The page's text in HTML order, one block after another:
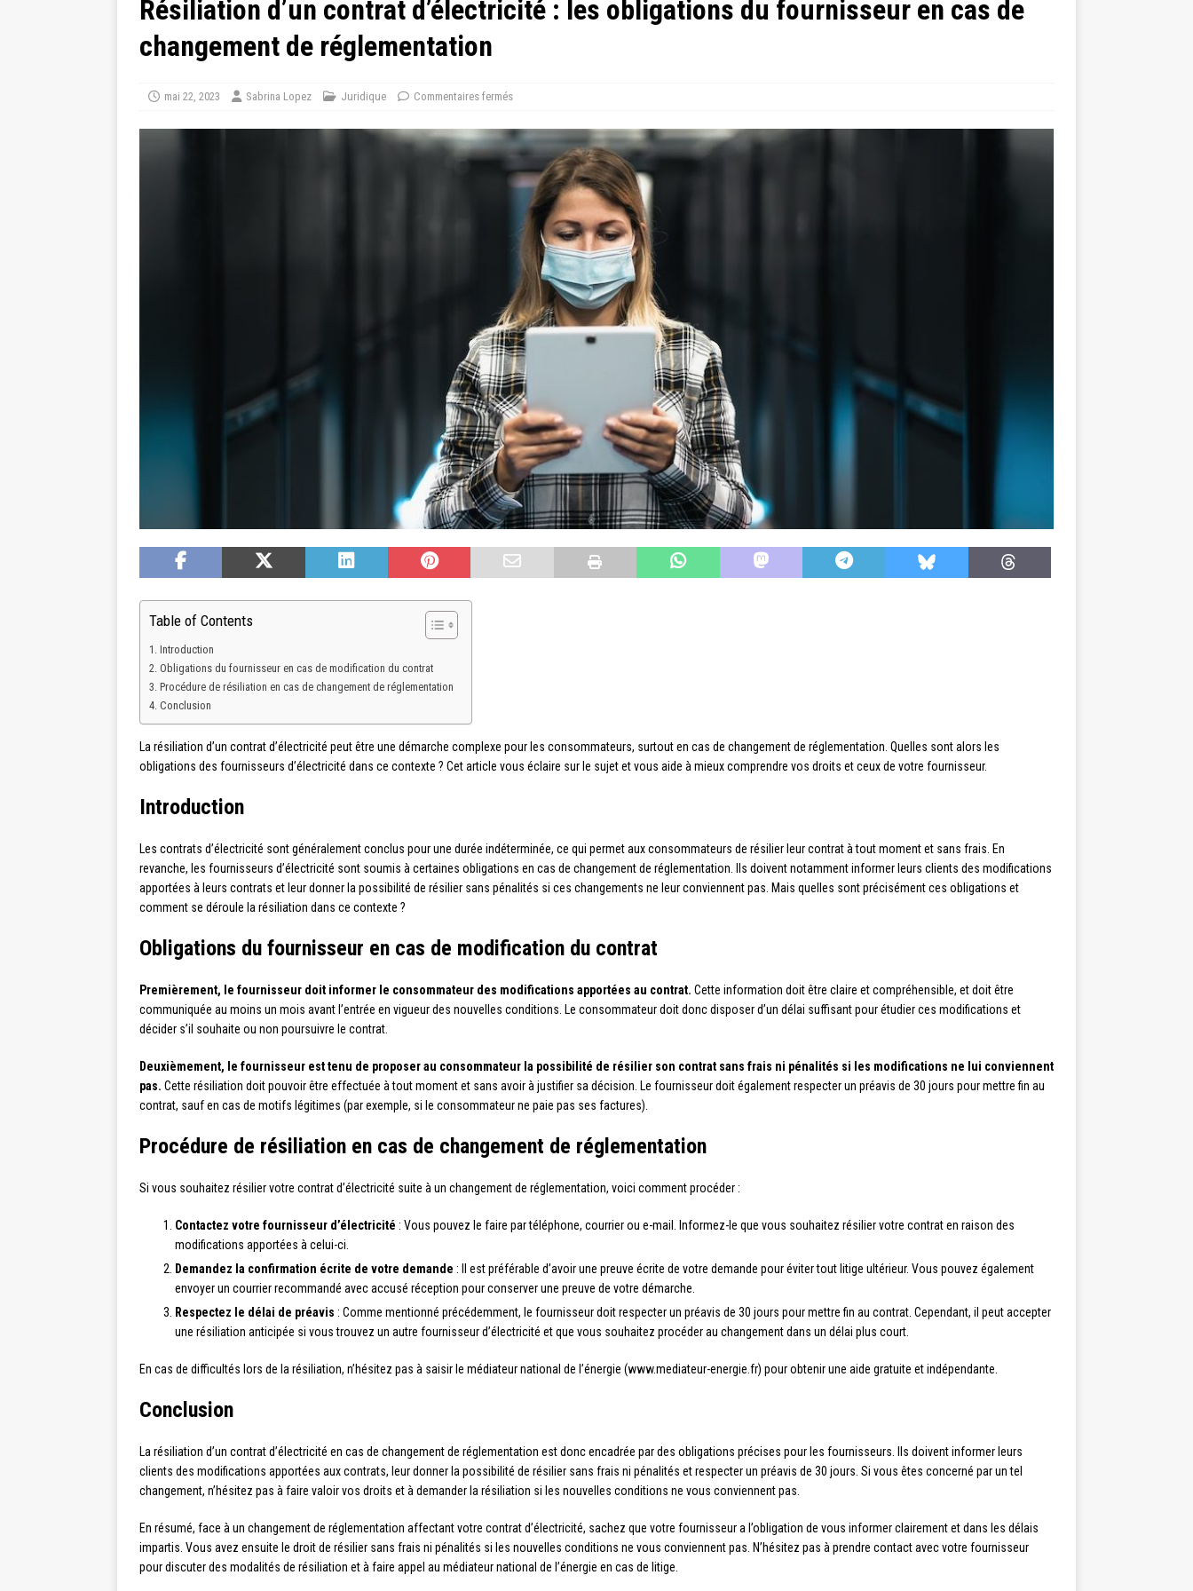
Résiliation d’un contrat d’électricité : les obligations du fournisseur en cas de
changement de réglementation
mai 22, 2023 Sabrina Lopez Juridique Commentaires fermés
Table of Contents
Introduction
Obligations du fournisseur en cas de modification du contrat
Procédure de résiliation en cas de changement de réglementation
Conclusion
La résiliation d’un contrat d’électricité peut être une démarche complexe pour les consommateurs, surtout en cas de changement de réglementation. Quelles sont alors les
obligations des fournisseurs d’électricité dans ce contexte ? Cet article vous éclaire sur le sujet et vous aide à mieux comprendre vos droits et ceux de votre fournisseur.
Introduction
Les contrats d’électricité sont généralement conclus pour une durée indéterminée, ce qui permet aux consommateurs de résilier leur contrat à tout moment et sans frais. En
revanche, les fournisseurs d’électricité sont soumis à certaines obligations en cas de changement de réglementation. Ils doivent notamment informer leurs clients des modifications
apportées à leurs contrats et leur donner la possibilité de résilier sans pénalités si ces changements ne leur conviennent pas. Mais quelles sont précisément ces obligations et
comment se déroule la résiliation dans ce contexte ?
Obligations du fournisseur en cas de modification du contrat
Premièrement, le fournisseur doit informer le consommateur des modifications apportées au contrat. Cette information doit être claire et compréhensible, et doit être
communiquée au moins un mois avant l’entrée en vigueur des nouvelles conditions. Le consommateur doit donc disposer d’un délai suffisant pour étudier ces modifications et
décider s’il souhaite ou non poursuivre le contrat.
Deuxièmement, le fournisseur est tenu de proposer au consommateur la possibilité de résilier son contrat sans frais ni pénalités si les modifications ne lui conviennent
pas. Cette résiliation doit pouvoir être effectuée à tout moment et sans avoir à justifier sa décision. Le fournisseur doit également respecter un préavis de 30 jours pour mettre fin au
contrat, sauf en cas de motifs légitimes (par exemple, si le consommateur ne paie pas ses factures).
Procédure de résiliation en cas de changement de réglementation
Si vous souhaitez résilier votre contrat d’électricité suite à un changement de réglementation, voici comment procéder :
Contactez votre fournisseur d’électricité : Vous pouvez le faire par téléphone, courrier ou e-mail. Informez-le que vous souhaitez résilier votre contrat en raison des
modifications apportées à celui-ci.
Demandez la confirmation écrite de votre demande : Il est préférable d’avoir une preuve écrite de votre demande pour éviter tout litige ultérieur. Vous pouvez également
envoyer un courrier recommandé avec accusé réception pour conserver une preuve de votre démarche.
Respectez le délai de préavis : Comme mentionné précédemment, le fournisseur doit respecter un préavis de 30 jours pour mettre fin au contrat. Cependant, il peut accepter
une résiliation anticipée si vous trouvez un autre fournisseur d’électricité et que vous souhaitez procéder au changement dans un délai plus court.
En cas de difficultés lors de la résiliation, n’hésitez pas à saisir le médiateur national de l’énergie (www.mediateur-energie.fr) pour obtenir une aide gratuite et indépendante.
Conclusion
La résiliation d’un contrat d’électricité en cas de changement de réglementation est donc encadrée par des obligations précises pour les fournisseurs. Ils doivent informer leurs
clients des modifications apportées aux contrats, leur donner la possibilité de résilier sans frais ni pénalités et respecter un préavis de 30 jours. Si vous êtes concerné par un tel
changement, n’hésitez pas à faire valoir vos droits et à demander la résiliation si les nouvelles conditions ne vous conviennent pas.
En résumé, face à un changement de réglementation affectant votre contrat d’électricité, sachez que votre fournisseur a l’obligation de vous informer clairement et dans les délais
impartis. Vous avez ensuite le droit de résilier sans frais ni pénalités si les nouvelles conditions ne vous conviennent pas. N’hésitez pas à prendre contact avec votre fournisseur
pour discuter des modalités de résiliation et à faire appel au médiateur national de l’énergie en cas de litige.